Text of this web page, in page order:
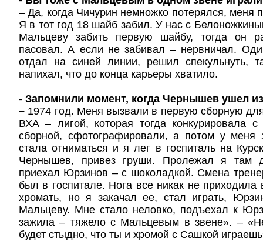
– Да, когда Чичурин немножко потерялся, меня
Я в тот год 18 шайб забил. У нас с
Мальцеву забить первую шайбу, тогда он
пасовал. А если не забивал – нервничал.
отдал на синей линии, решил спекульнуть,
напихал, что до конца карьеры хватило.
- Запомнили момент, когда Чернышев ушел
– 1974 год. Меня вызвали в первую сборную
ВХА – лигой, которая тогда конкурировала
сборной, сфотографировали, а потом у меня
стала отниматься и я лег в госпиталь на
Чернышев, привез груши. Пролежал я там
приехал Юрзинов – с шоколадкой. Смена
был в госпитале. Нога все никак не
хромать, но я закачал ее, стал играть,
Мальцеву. Мне стало неловко, подъехал к
зажила – тяжело с Мальцевым в звене». –
будет стыдно, что ты и хромой с Сашкой